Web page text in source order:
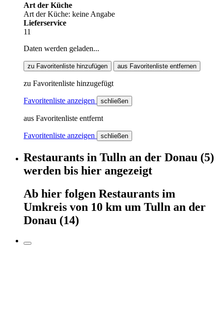
Art der Küche
Art der Küche: keine Angabe
Lieferservice
11
Daten werden geladen...
zu Favoritenliste hinzufügen aus Favoritenliste entfernen
zu Favoritenliste hinzugefügt
Favoritenliste anzeigen schließen
aus Favoritenliste entfernt
Favoritenliste anzeigen schließen
Restaurants in Tulln an der Donau (5)
werden bis hier angezeigt
Ab hier folgen Restaurants im
Umkreis von 10 km um Tulln an der
Donau (14)